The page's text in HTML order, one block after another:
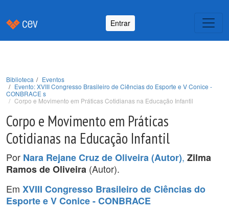
Entrar
Biblioteca
Eventos
Evento: XVIII Congresso Brasileiro de Ciências do Esporte e V Conice -
CONBRACE s
Corpo e Movimento em Práticas Cotidianas na Educação Infantil
Corpo e Movimento em Práticas
Cotidianas na Educação Infantil
Por Nara Rejane Cruz de Oliveira (Autor), Zilma
Ramos de Oliveira (Autor).
Em XVIII Congresso Brasileiro de Ciências do
Esporte e V Conice - CONBRACE